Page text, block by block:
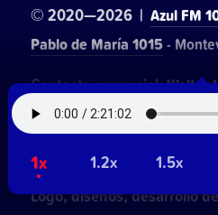
1x 1.2x 1.5x
© 2020—2026 | Azul FM
Pablo de María 1015-
Contacto comercial:Walter
NetUy
Privacidad ~Términos y
Logo, diseños, desarrollo